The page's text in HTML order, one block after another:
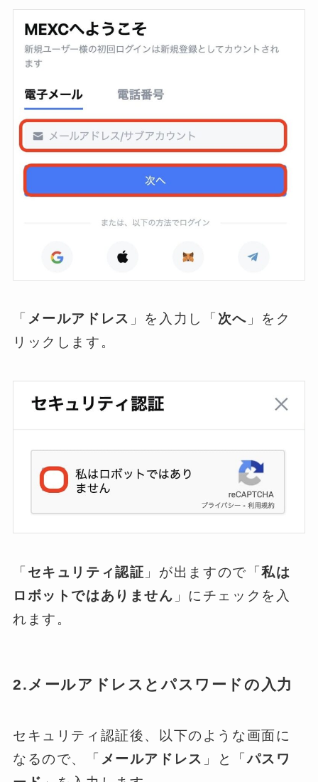
「 メールアドレス 」を入力し「 次へ 」をク
リックします。
「 セキュリティ認証 」が出ますので「私は
ロボットではありません 」にチェックを入
れます。
2.メールアドレスとパスワードの入力
セキュリティ認証後、以下のような画面に
なるので、「 メールアドレス 」と「パスワ